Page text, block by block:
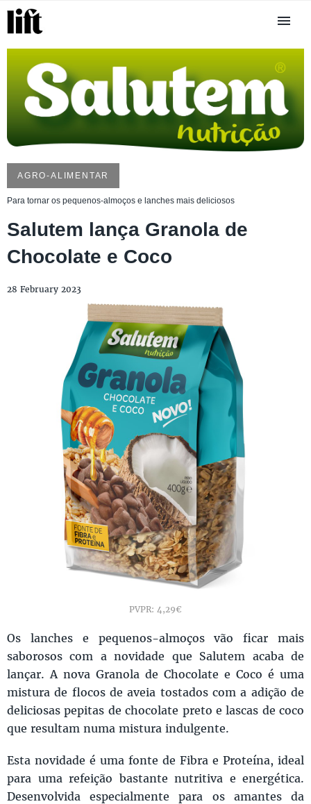
AGRO-ALIMENTAR
Para tornar os pequenos-almoços e lanches mais deliciosos
Salutem lança Granola de
Chocolate e Coco
28 February 2023
PVPR: 4,29€
Os lanches e pequenos-almoços vão ficar mais
saborosos com a novidade que Salutem acaba de
lançar. A nova Granola de Chocolate e Coco é uma
mistura de flocos de aveia tostados com a adição de
deliciosas pepitas de chocolate preto e lascas de coco
que resultam numa mistura indulgente.
Esta novidade é uma fonte de Fibra e Proteína, ideal
para uma refeição bastante nutritiva e energética.
Desenvolvida especialmente para os amantes da